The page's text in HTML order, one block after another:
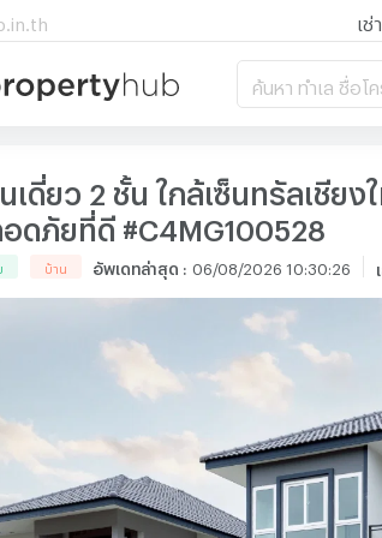
เช่า
ค้นหา ทำเล ชื่อโ
เดี่ยว 2 ชั้น ใกล้เซ็นทรัลเชีย
ดภัยที่ดี #C4MG100528
บ้าน อัพเดทล่าสุด : 06/08/2026 10:30:26